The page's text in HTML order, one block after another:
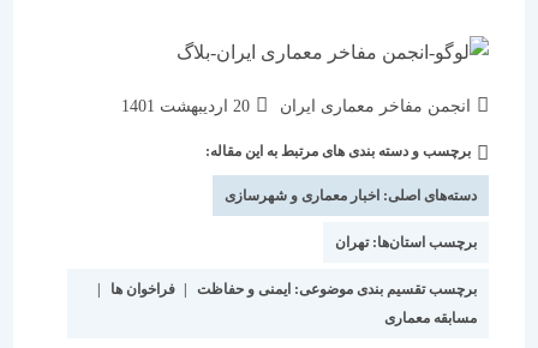
انجمن مفاخر معماری ایران
نوشته
شده
است:
20 اردیبهشت 1401
برچسب و دسته بندی های مرتبط به این مقاله:
دسته‌های اصلی:اخبار معماری و شهرسازی
برچسب استان‌ها:تهران
برچسب تقسیم بندی موضوعی:ایمنی و حفاظت | فراخوان ها
|
مسابقه معماری